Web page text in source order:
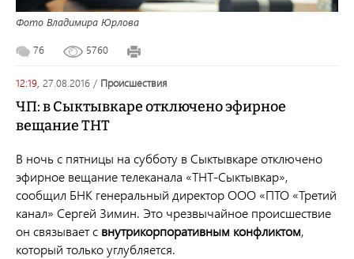
Фото Владимира Юрлова
76 5760
12:19, 27.08.2016 / происшествия
ЧП: в Сыктывкаре отключено эфирное
вещание ТНТ
В ночь с пятницы на субботу в Сыктывкаре отключено
эфирное вещание телеканала «ТНТ-Сыктывкар»,
сообщил БНК генеральный директор ООО «ПТО «Третий
канал» Сергей Зимин. Это чрезвычайное происшествие
он связывает с внутрикорпоративным конфликтом,
который только углубляется.